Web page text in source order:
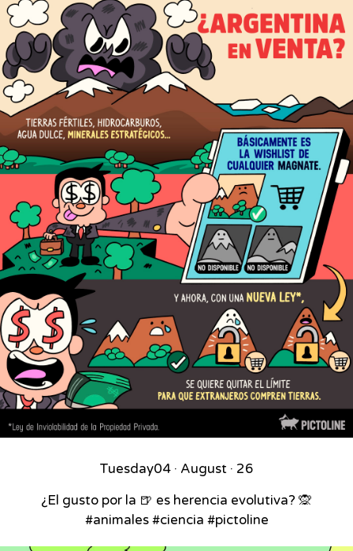
Tuesday04 · August · 26
¿El gusto por la 🍺 es herencia evolutiva? 🙊
#animales #ciencia #pictoline